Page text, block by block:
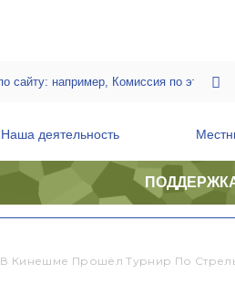
Наша деятельность
В Кинешме Прошёл Турнир По